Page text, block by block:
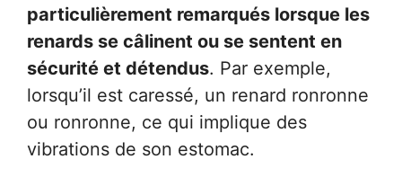
particulièrement remarqués lorsque les
renards se câlinent ou se sentent en
sécurité et détendus. Par exemple,
lorsqu’il est caressé, un renard ronronne
ou ronronne, ce qui implique des
vibrations de son estomac.